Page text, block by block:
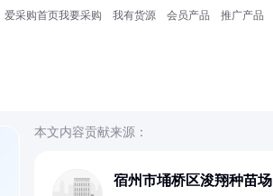
爱采购首页我要采购 我有货源 会员产品 推广产品
本文内容贡献来源：
宿州市埇桥区浚翔种苗场